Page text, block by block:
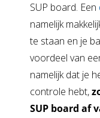
SUP board. Een
namelijk
te staan en je
voordeel van
namelijk dat je
controle hebt,
SUP board af